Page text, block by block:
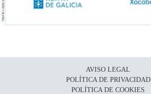
AVISO LEGAL
POLÍTICA DE PRIVACIDAD
POLÍTICA DE COOKIES